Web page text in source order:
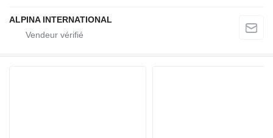
ALPINA INTERNATIONAL